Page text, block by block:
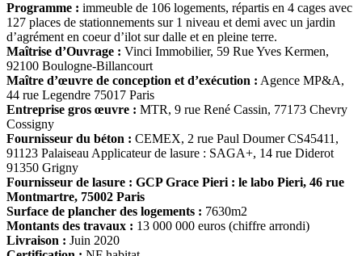
Programme : immeuble de 106 logements, répartis en 4 cages avec
127 places de stationnements sur 1 niveau et demi avec un jardin
d’agrément en coeur d’ilot sur dalle et en pleine terre.
Maîtrise d’Ouvrage : Vinci Immobilier, 59 Rue Yves Kermen,
92100 Boulogne-Billancourt
Maître d’œuvre de conception et d’exécution : Agence MP&A,
44 rue Legendre 75017 Paris
Entreprise gros œuvre : MTR, 9 rue René Cassin, 77173 Chevry
Cossigny
Fournisseur du béton : CEMEX, 2 rue Paul Doumer CS45411,
91123 Palaiseau Applicateur de lasure : SAGA+, 14 rue Diderot
91350 Grigny
Fournisseur de lasure : GCP Grace Pieri : le labo Pieri, 46 rue
Montmartre, 75002 Paris
Surface de plancher des logements : 7630m2
Montants des travaux : 13 000 000 euros (chiffre arrondi)
Livraison : Juin 2020